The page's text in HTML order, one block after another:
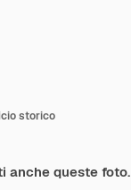
storico
anche queste foto.